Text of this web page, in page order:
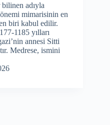
adıyla
mimarisinin en
biri kabul edilir.
1185 yılları
annesi Sitti
Medrese, ismini